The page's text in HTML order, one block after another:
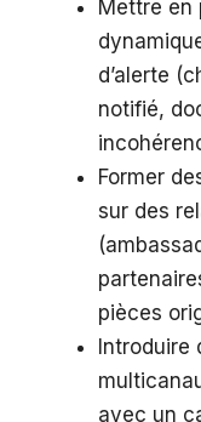
Mettre en
d’alerte
notifié,
Former
sur des
pièces
avec un